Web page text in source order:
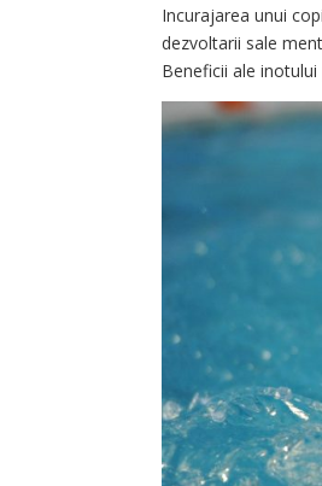
Incurajarea unui
dezvoltarii sale
Beneficii ale